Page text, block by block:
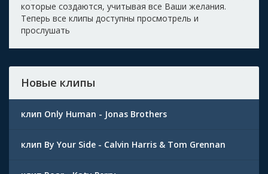
которые создаются, учитывая все Ваши желания.
Теперь все клипы доступны просмотрель и
прослушать
Новые клипы
клип Only Human - Jonas Brothers
клип By Your Side - Calvin Harris & Tom Grennan